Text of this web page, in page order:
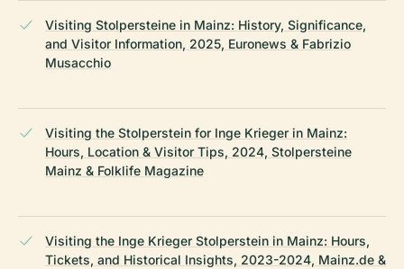
Visiting Stolpersteine in Mainz: History, Significance,
and Visitor Information, 2025, Euronews & Fabrizio
Musacchio
Visiting the Stolperstein for Inge Krieger in Mainz:
Hours, Location & Visitor Tips, 2024, Stolpersteine
Mainz & Folklife Magazine
Visiting the Inge Krieger Stolperstein in Mainz: Hours,
Tickets, and Historical Insights, 2023-2024, Mainz.de &